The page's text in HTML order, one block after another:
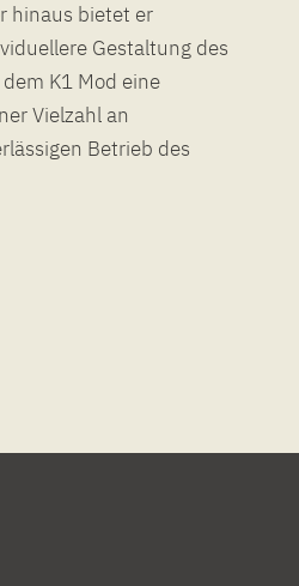
hinaus bietet er
Gestaltung des
K1 Mod eine
Vielzahl an
Betrieb des